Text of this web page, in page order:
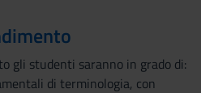
gli studenti saranno in grado di:
di terminologia, con